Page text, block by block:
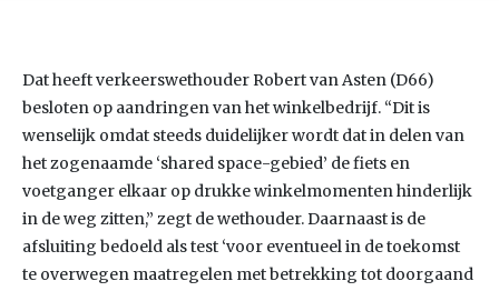
Dat heeft verkeerswethouder Robert van Asten (D66)
besloten op aandringen van het winkelbedrijf. “Dit is
wenselijk omdat steeds duidelijker wordt dat in delen van
het zogenaamde ‘shared space-gebied’ de fiets en
voetganger elkaar op drukke winkelmomenten hinderlijk
in de weg zitten,” zegt de wethouder. Daarnaast is de
afsluiting bedoeld als test ‘voor eventueel in de toekomst
te overwegen maatregelen met betrekking tot doorgaand